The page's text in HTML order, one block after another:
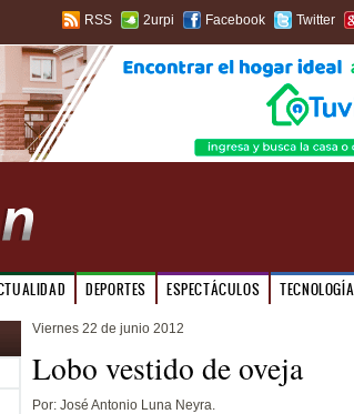
RSS 2urpi Facebook Twitter
DEPORTES ESPECTÁCULOS TECNOLOGÍA
Viernes 22 de junio 2012
Lobo vestido de oveja
Por: José Antonio Luna Neyra.